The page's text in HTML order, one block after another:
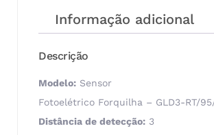
Informação adicional
Descrição
Modelo: Sensor
Fotoelétrico Forquilha – GLD3-RT/
Distância de detecção: 3